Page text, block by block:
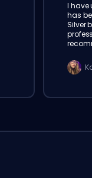
I have
has
Silver